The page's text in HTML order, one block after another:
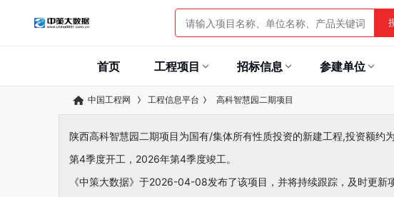
首页 工程项目 招标信息 参建单位
中国工程网 工程信息平台 高科智慧园二期项目
陕西高科智慧园二期项目为国有/集体所有性质投资的新建工程,投资额
第4季度开工，2026年第4季度竣工。
《中策大数据》于2026-04-08发布了该项目，并将持续跟踪，及时更